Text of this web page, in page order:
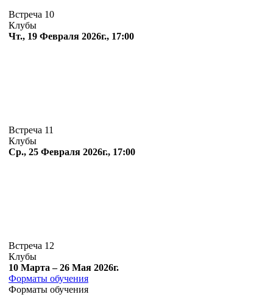
Встреча 10
Клубы
Чт., 19 Февраля 2026г., 17:00
Встреча 11
Клубы
Ср., 25 Февраля 2026г., 17:00
Встреча 12
Клубы
10 Марта – 26 Мая 2026г.
Форматы обучения
Форматы обучения